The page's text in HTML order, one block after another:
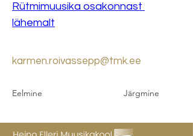
Rütmimuusika osakonnast
lähemalt
karmen.roivassepp@tmk.ee
Eelmine Järgmine